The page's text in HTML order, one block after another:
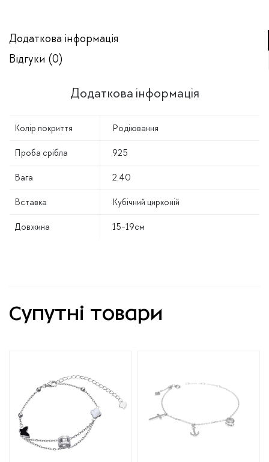
Додаткова інформація
Відгуки (0)
Додаткова інформація
Колір покриття Родіювання
Проба срібла 925
Вага 2.40
Вставка Кубічний цирконій
Довжина 15-19см
Супутні товари